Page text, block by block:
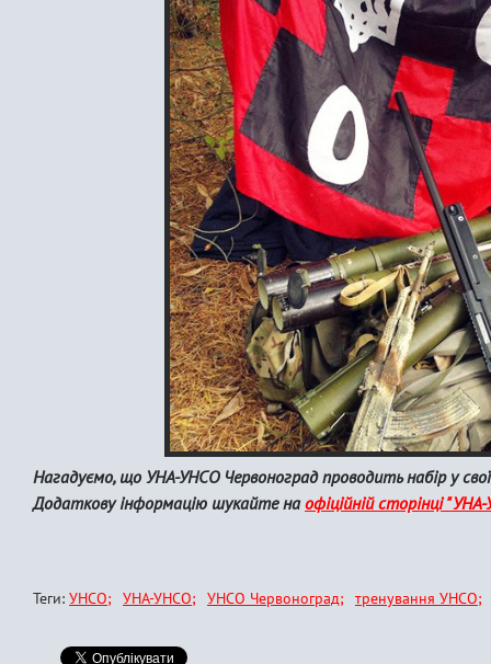
Нагадуємо, що УНА-УНСО Червоноград проводить набір у
Додаткову інформацію шукайте наофіційній сторінці
Теги: УНСО УНА-УНСО УНСО Червоноград тренування УНСО